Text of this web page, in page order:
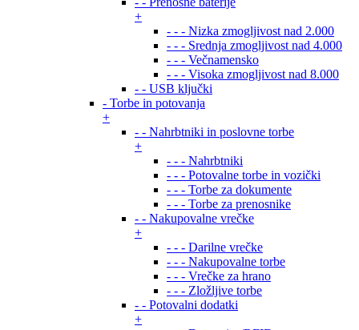
+
- - - Nizka zmogljivost nad 2.000
- - - Srednja zmogljivost nad 4.000
- - - Večnamensko
- - - Visoka zmogljivost nad 8.000
- - USB ključki
- Torbe in potovanja
+
- - Nahrbtniki in poslovne torbe
+
- - - Nahrbtniki
- - - Potovalne torbe in vozički
- - - Torbe za dokumente
- - - Torbe za prenosnike
- - Nakupovalne vrečke
+
- - - Darilne vrečke
- - - Nakupovalne torbe
- - - Vrečke za hrano
- - - Zložljive torbe
- - Potovalni dodatki
+